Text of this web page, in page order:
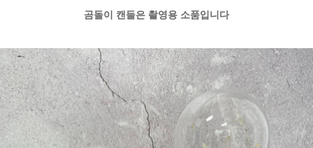
곰돌이 캔들은 촬영용 소품입니다